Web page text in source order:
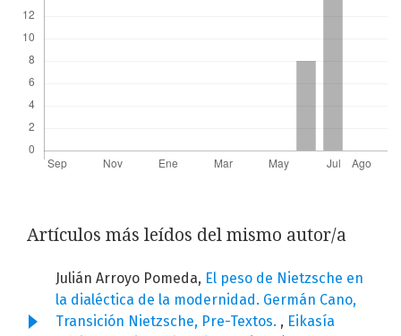
Artículos más leídos del mismo autor/a
Julián Arroyo Pomeda, El peso de Nietzsche en
la dialéctica de la modernidad. Germán Cano,
Transición Nietzsche, Pre-Textos. , Eikasía